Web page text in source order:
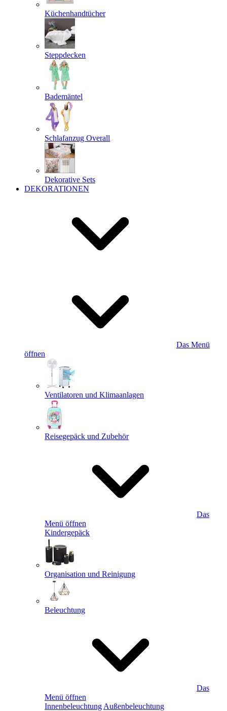
Küchenhandtücher
Steppdecken
Bademäntel
Schlafanzug Overall
Dekorative Sets
DEKORATIONEN
Das Menü
öffnen
Ventilatoren und Klimaanlagen
Reisegepäck und Zubehör
Das
Menü öffnen
Kindergepäck
Organisation und Reinigung
Beleuchtung
Das
Menü öffnen
Innenbeleuchtung Außenbeleuchtung